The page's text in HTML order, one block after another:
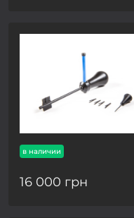
в наличии
16 000 грн